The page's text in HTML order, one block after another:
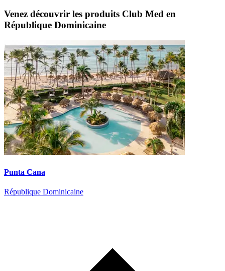
Venez découvrir les produits Club Med en
République Dominicaine
Punta Cana
République Dominicaine